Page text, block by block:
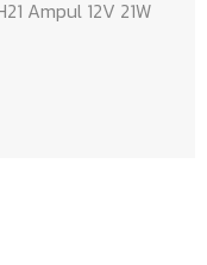
Ampul 12V 21W